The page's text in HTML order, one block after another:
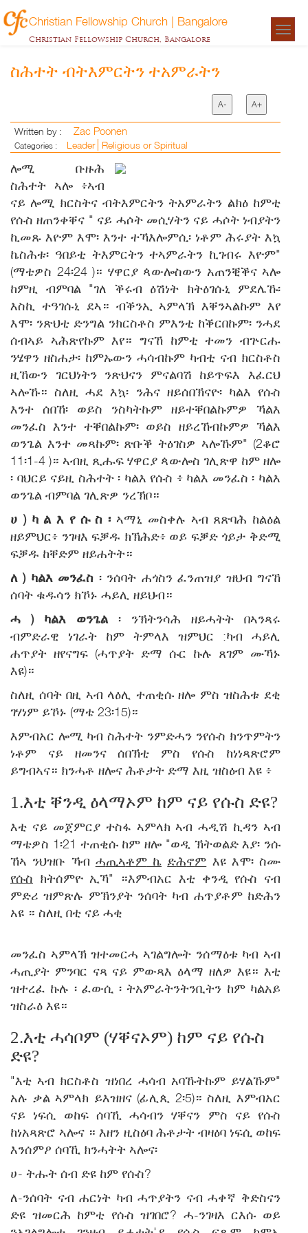
Christian Fellowship Church | Bangalore
Christian Fellowship Church, Bangalore
ስሕተት ብትእምርትን ተአምራትን
A- A+
Written by : Zac Poonen
Categories : Leader Religious or Spiritual
ሎሚ ቡዙሕ
ስሕተት ኣሎ ፥ኣብ
ናይ ሎሚ ክርስትና ብትእምርትን ትአምራትን ልክዕ ከምቲ
የሱስ ዘጠንቀቐና " ናይ ሓሶት መሲሃትን ናይ ሓሶት ነብያትን
ኪመጹ እዮም እሞ፡ እንተ ተኻእሎምሲ፡ ነቶም ሕሩያት እኳ
ኬስሕቱ፡ ዓበይቲ ትእምርትን ተኣምራትን ኪገብሩ እዮም"
(ማቴዎስ 24፡24 )። ሃዋርያ ጳውሎስውን አጠንቒቕና ኣሎ
ከምዚ ብምባል "ገለ ቕሩብ ዕሽነት ክትዕገሱኒ ምደሌኹ፡
እስኪ ተዓገሱኒ ደኣ። ብቕንኢ ኣምላኽ እቐንኣልኩም እየ
እሞ፡ ንጽህቲ ድንግል ንክርስቶስ ምእንቲ ከቕርበኩም፡ ንሓደ
ሰብኣይ ኣሕጽየኩም እየ። ግናኸ ከምቲ ተመን ብጕርሑ
ንሄዋን ዘስሐታ፡ ከምኡውን ሓሳብኩም ካብቲ ናብ ክርስቶስ
ዚኸውን ገርህነትን ንጽህናን ምናልባሽ ከይጥፍእ እፈርህ
ኣሎኹ። ስለዚ ሓደ እኳ፡ ንሕና ዘይሰበኽናዮ፡ ካልእ የሱስ
እንተ ሰበኸ፡ ወይስ ንስካትኩም ዘይተቐበልኩምዎ ኻልእ
መንፈስ እንተ ተቐበልኩም፡ ወይስ ዘይረኸብኩምዎ ኻልእ
ወንጌል እንተ መጻኩም፡ ጽቡቕ ትዕገስዎ ኣሎኹም" (2ቆሮ
11፡1-4 )። ኣብዚ ጺሑፍ ሃዋርያ ጳውሎስ ገሊጽዋ ከም ዘሎ
፡ ባህርይ ናይዚ ስሕተት ፡ ካልእ የሱስ ፥ ካልእ መንፈስ ፡ ካልእ
ወንጌል ብምባል ገሊጽዎ ንረኽቦ።
ሀ ) ካ ል እ የ ሱ ስ ፡ ኣማኒ መስቀሉ ኣብ ጸጽባሕ ከልዕል
ዘይምህር፥ ንገዛእ ፍቓዱ ክኽሕድ፥ ወይ ፍቓድ ጎይታ ቅድሚ
ፍቓዱ ከቐድም ዘይሐትት።
ለ ) ካልእ መንፈስ ፡ ንሰባት ሐጎስን ፈንጠዝያ ዝህብ ግናኸ
ሰባት ቁዱሳን ክኾኑ ሓይሊ ዘይህብ።
ሓ
) ካልእ ወንጌል ፡ ንኽትንሳሕ ዘይሓትት በኣንጻሩ
ብምድራዊ ነገራት ከም ትምላእ ዝምህር :ካብ ሓይሊ
ሐጥያት ዘየናግፍ (ሓጥያት ድማ ሱር ኩሉ ጸገም ሙኻኑ
እዩ)።
ስለዚ ሰባት በዚ ኣብ ላዕሊ ተጠቂሱ ዘሎ ምስ ዝስሕቱ ደቂ
ገሃነም ይኾኑ (ማቴ 23፡15)።
እምብአር ሎሚ ካብ ስሕተት ንምድሓን ንየሱስ ክንጥምትን
ነቶም ናይ ዘመንና ሰበኽቲ ምስ የሱስ ከነነጻጽሮም
ይግብኣና። ክንሓቶ ዘሎና ሕቶታት ድማ እዚ ዝስዕብ እዩ ፥
1.እቲ ቐንዲ ዕላማኦም ከም ናይ የሱስ ድዩ?
እቲ ናይ መጀምርያ ተስፋ ኣምላክ ኣብ ሓዲሽ ኪዳን ኣብ
ማቴዎስ 1፡21 ተጠቂሱ ከም ዘሎ "ወዲ ኽትወልድ እያ፡ ንሱ
ኸኣ ንህዝቡ ኻብ ሓጢኣቶም ኬ ድሕኖም እዩ እሞ፡ ስሙ
የሱስ ክትሰምዮ ኢኻ" ።እምብአር እቲ ቀንዲ የሱስ ናብ
ምድሪ ዝምጽሉ ምኽንያት ንሰባት ካብ ሐጥያቶም ከድሕን
አዩ ። ስለዚ በቲ ናይ ሓቂ
መንፈስ ኣምላኽ ዝተመርሓ ኣገልግሎት ንሰማዕቱ ካብ ኣብ
ሓጢያት ምንባር ናጻ ናይ ምውጻእ ዕላማ ዘለዎ እዩ። እቲ
ዝተረፈ ኩሉ ፡ ፈውሲ ፡ ትአምራትንትንቢትን ከም ካልአይ
ዝስራዕ እዩ።
2.እቲ ሓሳቦም (ሃቐናኦም) ከም ናይ የሱስ
ድዩ?
"እቲ ኣብ ክርስቶስ ዝነበረ ሓሳብ አባኹትኩም ይሃልኹም"
አሉ ቃል ኣምላክ ይእዝዘና (ፊሊጲ 2፡5)። ስለዚ እምብአር
ናይ ነፍሲ ወከፍ ሰባኺ ሓሳብን ሃቐናን ምስ ናይ የሱስ
ከነአጻጽሮ ኣሎና ። እዘን ዚስዕባ ሕቶታት ብዛዕባ ነፍሲ ወከፍ
እንሰምዖ ሰባኺ ክንሓትት ኣሎና፡
ሀ- ትሑት ሰብ ድዩ ከም የሱስ?
ለ-ንሰባት ናብ ሐርነት ካብ ሓጥያትን ናብ ሓቀኛ ቅድስናን
ድዩ ዝመርሕ ከምቲ የሱስ ዝገበሮ? ሓ-ንገዛእ ርእሱ ወይ